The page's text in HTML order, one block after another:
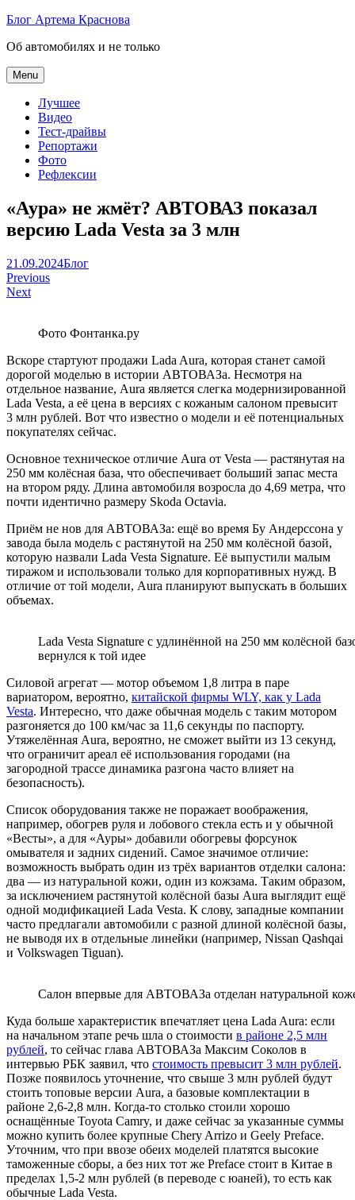
Skip
content
Блог Артема Краснова
Об автомобилях и не только
Menu
Лучшее
Видео
Тест-драйвы
Репортажи
Фото
Рефлексии
«Аура» не жмёт? АВТОВАЗ показал
версию Lada Vesta за 3 млн
Артем
Краснов
21.09.2024Блог
Навигация
по
Previous
Next
Фото Фонтанка.ру
Вскоре стартуют продажи Lada Aura, которая станет самой
дорогой моделью в истории АВТОВАЗа. Несмотря на
отдельное название, Aura является слегка модернизированной
Lada Vesta, а её цена в версиях с кожаным салоном превысит
3 млн рублей. Вот что известно о модели и её потенциальных
покупателях сейчас.
Основное техническое отличие Aura от Vesta — растянутая на
250 мм колёсная база, что обеспечивает больший запас места
на втором ряду. Длина автомобиля возросла до 4,69 метра, что
почти идентично размеру Skoda Octavia.
Приём не нов для АВТОВАЗа: ещё во время Бу Андерссона у
завода была модель с растянутой на 250 мм колёсной базой,
которую назвали Lada Vesta Signature. Её выпустили малым
тиражом и использовали только для корпоративных нужд. В
отличие от той модели, Aura планируют выпускать в больших
объемах.
Lada Vesta Signature с удлинённой на 250 мм колёсной
вернулся к той идее
Силовой агрегат — мотор объемом 1,8 литра в паре
вариатором, вероятно, китайской фирмы WLY, как у Lada
Vesta. Интересно, что даже обычная модель с таким мотором
разгоняется до 100 км/час за 11,6 секунды по паспорту.
Утяжелённая Aura, вероятно, не сможет выйти из 13 секунд,
что ограничит ареал её использования городами (на
загородной трассе динамика разгона часто влияет на
безопасность).
Список оборудования также не поражает воображения,
например, обогрев руля и лобового стекла есть и у обычной
«Весты», а для «Ауры» добавили обогревы форсунок
омывателя и задних сидений. Самое значимое отличие:
возможность выбрать один из трёх вариантов отделки салона:
два — из натуральной кожи, один из кожзама. Таким образом,
за исключением растянутой колёсной базы Aura выглядит ещё
одной модификацией Lada Vesta. К слову, западные компании
часто предлагали автомобили с разной длиной колёсной базы,
не выводя их в отдельные линейки (например, Nissan Qashqai
и Volkswagen Tiguan).
Салон впервые для АВТОВАЗа отделан натуральной
Куда больше характеристик впечатляет цена Lada Aura: если
на начальном этапе речь шла о стоимости в районе 2,5 млн
рублей, то сейчас глава АВТОВАЗа Максим Соколов в
интервью РБК заявил, что стоимость превысит 3 млн рублей.
Позже появилось уточнение, что свыше 3 млн рублей будут
стоить топовые версии Aura, а базовые комплектации в
районе 2,6-2,8 млн. Когда-то столько стоили хорошо
оснащённые Toyota Camry, и даже сейчас за указанные суммы
можно купить более крупные Chery Arrizo и Geely Preface.
Уточним, что при ввозе обеих моделей платятся высокие
таможенные сборы, а без них тот же Preface стоит в Китае в
пределах 1,5-2 млн рублей (в переводе с юаней), то есть как
обычные Lada Vesta.